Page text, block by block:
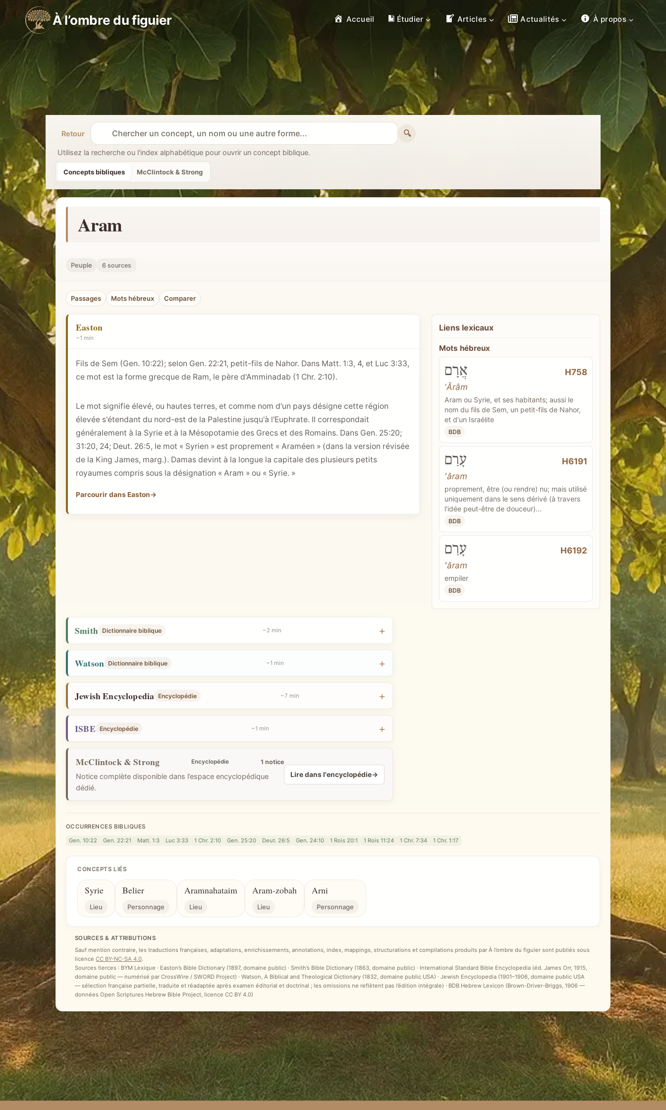
contenu
À l’ombre du figuier Accueil Étudier Articles Actualités À propos
Retour
R
e
e
h
c
n
c
p
t
i
b
l
i
q
u
🔍
Utilisez la recherche ou l'index alphabétique pour ouvrir un concept biblique.
Concepts bibliques McClintock & Strong
Aram
Peuple 6 sources
Passages Mots hébreux Comparer
Liens lexicaux
Mots hébreux
אֲרָם
H758
ʼĂrâm
Aram ou Syrie, et ses habitants; aussi le
nom du fils de Sem, un petit-fils de Nahor,
et d'un Israélite
BDB
עָרַם
H6191
ʻâram
proprement, être (ou rendre) nu; mais utilisé
uniquement dans le sens dérivé (à travers
l'idée peut-être de douceur)...
BDB
עָרַם
H6192
ʻâram
empiler
BDB
Easton
~1 min
Fils de Sem (Gen. 10:22); selon Gen. 22:21, petit-fils de Nahor. Dans Matt. 1:3, 4, et Luc 3:33,
ce mot est la forme grecque de Ram, le père d'Amminadab (1 Chr. 2:10).
Le mot signifie élevé, ou hautes terres, et comme nom d'un pays désigne cette région
élevée s'étendant du nord-est de la Palestine jusqu'à l'Euphrate. Il correspondait
généralement à la Syrie et à la Mésopotamie des Grecs et des Romains. Dans Gen. 25:20;
31:20, 24; Deut. 26:5, le mot « Syrien » est proprement « Araméen » (dans la version révisée
de la King James, marg.). Damas devint à la longue la capitale des plusieurs petits
royaumes compris sous la désignation « Aram » ou « Syrie. »
Parcourir dans Easton→
Smith Dictionnaire biblique ~2 min
Watson Dictionnaire biblique ~1 min
Jewish Encyclopedia Encyclopédie ~7 min
ISBE Encyclopédie ~1 min
McClintock & Strong Encyclopédie 1 notice
Notice complète disponible dans l’espace encyclopédique
dédié.
Lire dans l'encyclopédie→
OCCURRENCES BIBLIQUES
Gen. 10:22
Gen. 22:21 Matt. 1:3 Luc 3:33 1 Chr. 2:10 Gen. 25:20 Deut. 26:5 Gen. 24:10 1 Rois 20:1 1 Rois 11:24 1 Chr. 7:34 1 Chr. 1:17
CONCEPTS LIÉS
Syrie
Lieu
Belier
Personnage
Aramnahataim
Lieu
Aram-zobah
Lieu
Arni
Personnage
SOURCES & ATTRIBUTIONS
Sauf mention contraire, les traductions françaises, adaptations, enrichissements, annotations, index, mappings, structurations et compilations produits par À l’ombre du figuier sont publiés sous
licence CC BY-NC-SA 4.0.
Sources tierces : BYM Lexique · Easton’s Bible Dictionary (1897, domaine public) · Smith’s Bible Dictionary (1863, domaine public) · International Standard Bible Encyclopedia (éd. James Orr, 1915,
domaine public — numérisé par CrossWire / SWORD Project) · Watson, A Biblical and Theological Dictionary (1832, domaine public USA) · Jewish Encyclopedia (1901–1906, domaine public USA
— sélection française partielle, traduite et réadaptée après examen éditorial et doctrinal ; les omissions ne reflètent pas l’édition intégrale) · BDB Hebrew Lexicon (Brown-Driver-Briggs, 1906 —
données Open Scriptures Hebrew Bible Project, licence CC BY 4.0)